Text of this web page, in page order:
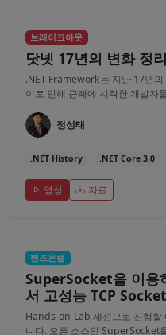
브레이크아웃
닷넷 17년의 변화 정
.NET Framework는 지난 17년
이로 인해 근래에 시작한 개발자
정성태
.NET History .NET Core 3.0
영상 자료
핸즈온랩
SuperSocket을 이용
서 고성능 TCP
Hands-on-Lab 세션으로 진행할
니다. 오픈 소스인 SuperSocket